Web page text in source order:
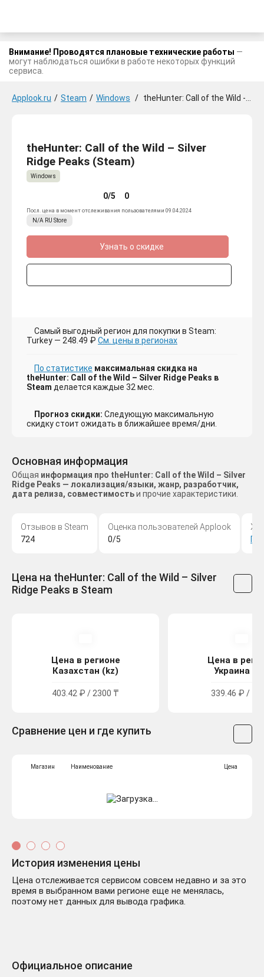
Внимание! Проводятся плановые технические работы —
могут наблюдаться ошибки в работе некоторых функций
сервиса.
Applook.ru / Steam / Windows / theHunter: Call of the Wild - Silver Ridge Peaks
theHunter: Call of the Wild – Silver
Ridge Peaks (Steam)
Windows
0/5 0
Посл. цена в момент отслеживания пользователями 09.04.2024
N/A RU Store
Узнать о скидке
Самый выгодный регион для покупки в Steam:
Turkey — 248.49 ₽ См. цены в регионах
По статистике максимальная скидка на
theHunter: Call of the Wild – Silver Ridge Peaks в
Steam делается каждые 32 мес.
Прогноз скидки: Следующую максимальную
скидку стоит ожидать в ближайшее время/дни.
Основная информация
Общая информация про theHunter: Call of the Wild – Silver
Ridge Peaks — локализация/языки, жанр, разработчик,
дата релиза, совместимостьи прочие характеристики.
Отзывов в Steam
724
Оценка пользователей Applook
0/5
Цена на theHunter: Call of the Wild – Silver
Ridge Peaks в Steam
Цена в регионе
Казахстан (kz)
403.42 ₽ / 2300 ₸
Цена в
Украина
339.46 ₽ /
Сравнение цен и где купить
Магазин Наименование Цена
История изменения цены
Цена отслеживается сервисом совсем недавно и за это
время в выбранном вами регионе еще не менялась,
поэтому нет данных для вывода графика.
Официальное описание